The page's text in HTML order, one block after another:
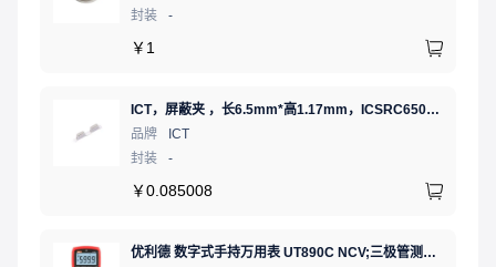
封装
-
￥ 1
ICT，屏蔽夹 ，长6.5mm*高1.17mm，ICSRC6508-015SFR
品牌
ICT
封装
-
￥0.085008
优利德 数字式手持万用表 UT890C NCV;三极管测试;二极管测试;火线辨别;真有效值;通断测试